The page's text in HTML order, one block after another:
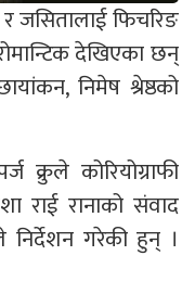
जसितालाई फिचरिङ
देखिएका छन्
निमेष श्रेष्ठको
क्रुले कोरियोग्राफी
राई रानाको संवाद
निर्देशन गरेकी हुन् ।